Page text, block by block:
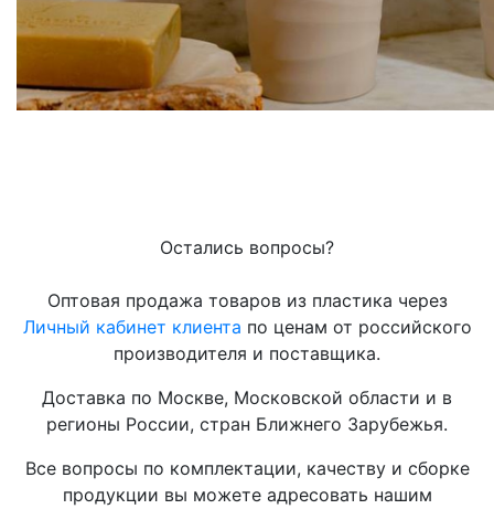
Остались вопросы?
Оптовая продажа товаров из пластика через
Личный кабинет клиента по ценам от российского
производителя и поставщика.
Доставка по Москве, Московской области и в
регионы России, стран Ближнего Зарубежья.
Все вопросы по комплектации, качеству и сборке
продукции вы можете адресовать нашим